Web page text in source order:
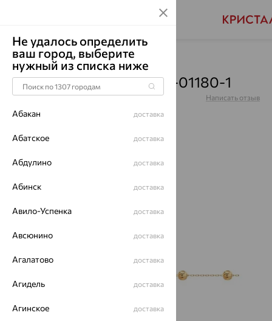
Главная Каталог Браслеты декоративные
Браслет, золото, 51-150-01180-1
Артикул:51-150-01180-1 Написать отзыв
Не удалось определить
ваш город, выберите
нужный из списка ниже
Абакан доставка
Абатское доставка
Абдулино доставка
Абинск доставка
Авило-Успенка доставка
Авсюнино доставка
Агалатово доставка
Агидель доставка
Агинское доставка